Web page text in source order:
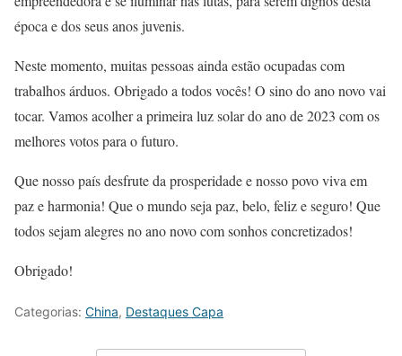
época e dos seus anos juvenis.
Neste momento, muitas pessoas ainda estão ocupadas com
trabalhos árduos. Obrigado a todos vocês! O sino do ano novo vai
tocar. Vamos acolher a primeira luz solar do ano de 2023 com os
melhores votos para o futuro.
Que nosso país desfrute da prosperidade e nosso povo viva em
paz e harmonia! Que o mundo seja paz, belo, feliz e seguro! Que
todos sejam alegres no ano novo com sonhos concretizados!
Obrigado!
Categorias: China, Destaques Capa